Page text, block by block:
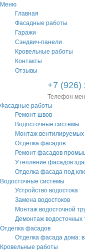
Меню
Главная
Фасадные работы
Гаражи
Сэндвич-панели
Кровельные работы
Контакты
Отзывы
+7 (926)
Телефон
Фасадные работы
Ремонт швов
Водосточные системы
Монтаж
Отделка фасадов
Ремонт фасадов
Утепление фасадов
Отделка фасада под
Водосточные системы
Устройство водостока
Замена водостоков
Монтаж водосточной
Демонтаж водосточных
Отделка фасадов
Отделка фасада дома:
Кровельные работы